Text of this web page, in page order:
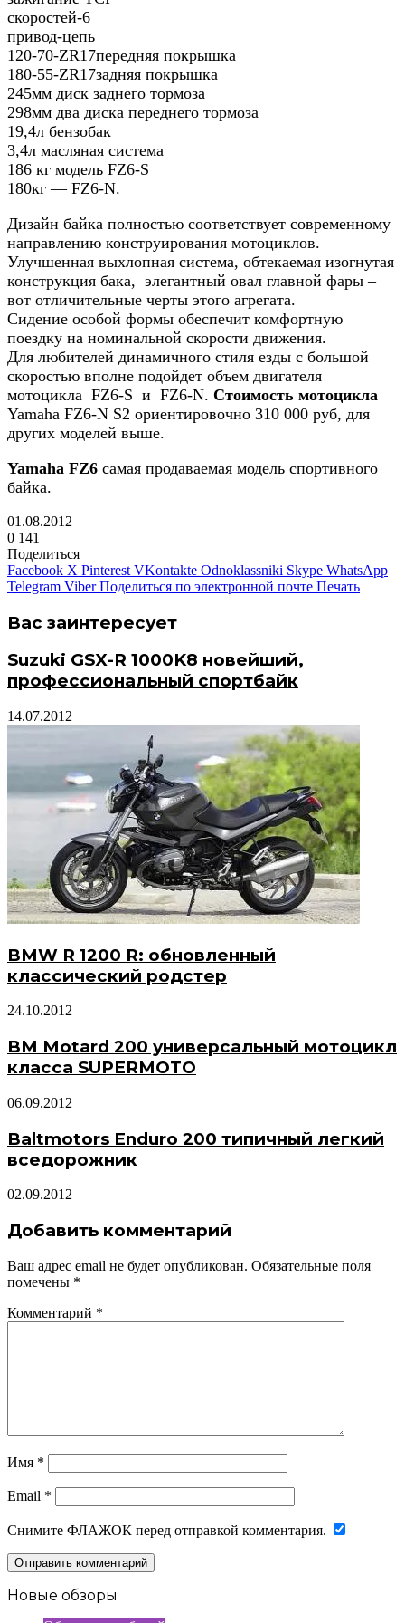
скоростей-6
привод-цепь
120-70-ZR17передняя покрышка
180-55-ZR17задняя покрышка
245мм диск заднего тормоза
298мм два диска переднего тормоза
19,4л бензобак
3,4л масляная система
186 кг модель FZ6-S
180кг — FZ6-N.
Дизайн байка полностью соответствует современному
направлению конструирования мотоциклов.
Улучшенная выхлопная система, обтекаемая изогнутая
конструкция бака, элегантный овал главной фары –
вот отличительные черты этого агрегата.
Сидение особой формы обеспечит комфортную
поездку на номинальной скорости движения.
Для любителей динамичного стиля езды с большой
скоростью вполне подойдет объем двигателя
мотоцикла FZ6-S и FZ6-N. Стоимость мотоцикла
Yamaha FZ6-N S2 ориентировочно 310 000 руб, для
других моделей выше.
Yamaha FZ6 самая продаваемая модель спортивного
байка.
01.08.2012
0 141
Поделиться
Facebook X Pinterest VKontakte Odnoklassniki Skype WhatsApp
Telegram Viber Поделиться по электронной почте Печать
Вас заинтересует
Suzuki GSX-R 1000K8 новейший,
профессиональный спортбайк
14.07.2012
BMW R 1200 R: обновленный
классический родстер
24.10.2012
BM Motard 200 универсальный мотоцикл
класса SUPERMOTO
06.09.2012
Baltmotors Enduro 200 типичный легкий
вседорожник
02.09.2012
Добавить комментарий
Ваш адрес email не будет опубликован. Обязательные поля
помечены *
Комментарий *
Имя *
Email *
Снимите ФЛАЖОК перед отправкой комментария.
Новые обзоры